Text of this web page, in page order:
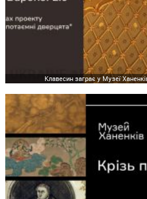
Клавесин заграє у Музеї